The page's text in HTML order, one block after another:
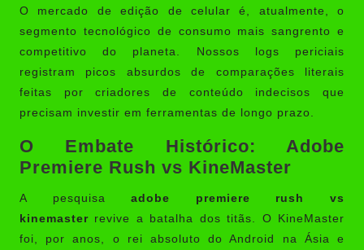
O mercado de edição de celular é, atualmente, o
segmento tecnológico de consumo mais sangrento e
competitivo do planeta. Nossos logs periciais
registram picos absurdos de comparações literais
feitas por criadores de conteúdo indecisos que
precisam investir em ferramentas de longo prazo.
O Embate Histórico: Adobe
Premiere Rush vs KineMaster
A pesquisaadobe premiere rush vs
kinemaster revive a batalha dos titãs. O KineMaster
foi, por anos, o rei absoluto do Android na Ásia e